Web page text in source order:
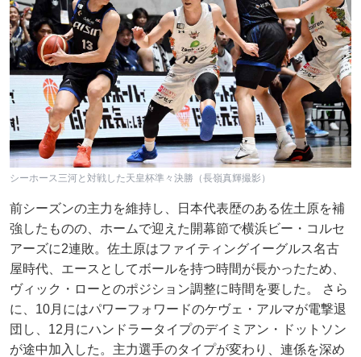
シーホース三河と対戦した天皇杯準々決勝（長嶺真輝撮影）
前シーズンの主力を維持し、日本代表歴のある佐土原を補
強したものの、ホームで迎えた開幕節で横浜ビー・コルセ
アーズに2連敗。佐土原はファイティングイーグルス名古
屋時代、エースとしてボールを持つ時間が長かったため、
ヴィック・ローとのポジション調整に時間を要した。 さら
に、10月にはパワーフォワードのケヴェ・アルマが電撃退
団し、12月にハンドラータイプのデイミアン・ドットソン
が途中加入した。主力選手のタイプが変わり、連係を深め